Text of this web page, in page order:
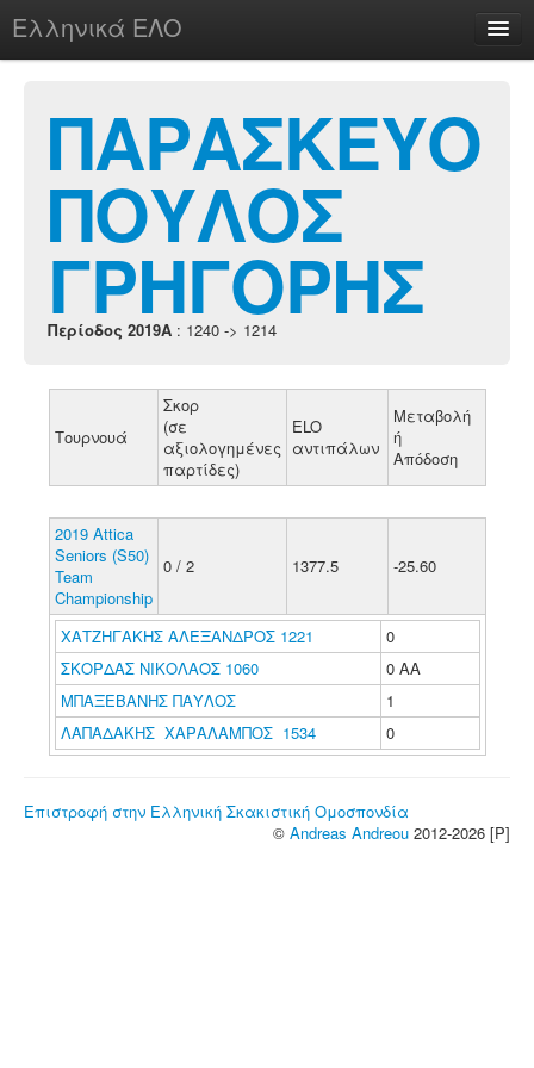
Ελληνικά ΕΛΟ
chesstu.be @ discord
Login
ΠΑΡΑΣΚΕΥΟ
ΠΟΥΛΟΣ
ΓΡΗΓΟΡΗΣ
Περίοδος 2019A : 1240 -> 1214
Τουρνουά
Σκορ
(σε
αξιολογημένες
παρτίδες)
ELO
αντιπάλων
Μεταβολή
ή
Απόδοση
2019 Attica
Seniors (S50)
Team
Championship
0 / 2 1377.5 -25.60
ΧΑΤΖΗΓΑΚΗΣ ΑΛΕΞΑΝΔΡΟΣ 1221
0
ΣΚΟΡΔΑΣ ΝΙΚΟΛΑΟΣ 1060
0 ΑΑ
ΜΠΑΞΕΒΑΝΗΣ ΠΑΥΛΟΣ
1
ΛΑΠΑΔΑΚΗΣ ΧΑΡΑΛΑΜΠΟΣ 1534
0
Επιστροφή στην Ελληνική Σκακιστική Ομοσπονδία
© Andreas Andreou 2012-2026 [P]